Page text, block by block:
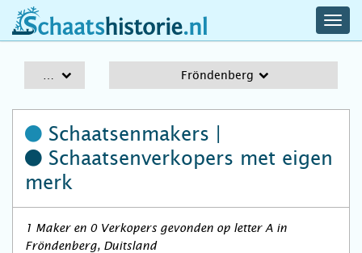
schaatshistorie.nl
Fröndenberg
Schaatsenmakers |
Schaatsenverkopers met eigen
merk
1 Maker en 0 Verkopers gevonden op letter A in
Fröndenberg, Duitsland